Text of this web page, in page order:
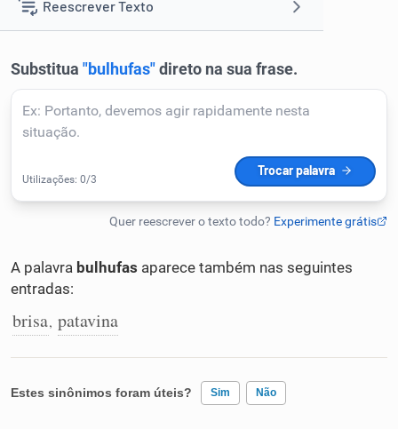
Reescrever Texto
Corrigir Texto
Humanizador de IA
Conexões
1 nada.
A palavra bulhufas aparece também nas seguintes
entradas:
brisa, patavina
Estes sinônimos foram úteis? Sim Não